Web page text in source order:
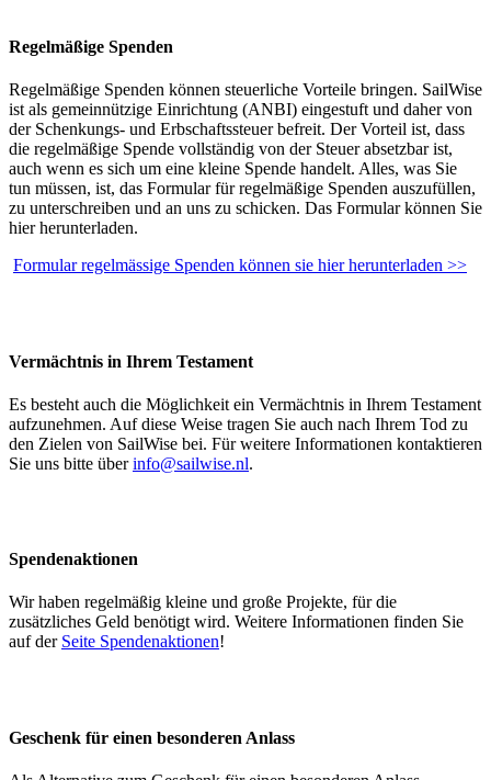
Regelmäßige Spenden
Regelmäßige Spenden können steuerliche Vorteile bringen. SailWise
ist als gemeinnützige Einrichtung (ANBI) eingestuft und daher von
der Schenkungs- und Erbschaftssteuer befreit. Der Vorteil ist, dass
die regelmäßige Spende vollständig von der Steuer absetzbar ist,
auch wenn es sich um eine kleine Spende handelt. Alles, was Sie
tun müssen, ist, das Formular für regelmäßige Spenden auszufüllen,
zu unterschreiben und an uns zu schicken. Das Formular können Sie
hier herunterladen.
Formular regelmässige Spenden können sie hier herunterladen >>
Vermächtnis in Ihrem Testament
Es besteht auch die Möglichkeit ein Vermächtnis in Ihrem Testament
aufzunehmen. Auf diese Weise tragen Sie auch nach Ihrem Tod zu
den Zielen von SailWise bei. Für weitere Informationen kontaktieren
Sie uns bitte überinfo@sailwise.nl.
Spendenaktionen
Wir haben regelmäßig kleine und große Projekte, für die
zusätzliches Geld benötigt wird. Weitere Informationen finden Sie
auf der Seite Spendenaktionen!
Geschenk für einen besonderen Anlass